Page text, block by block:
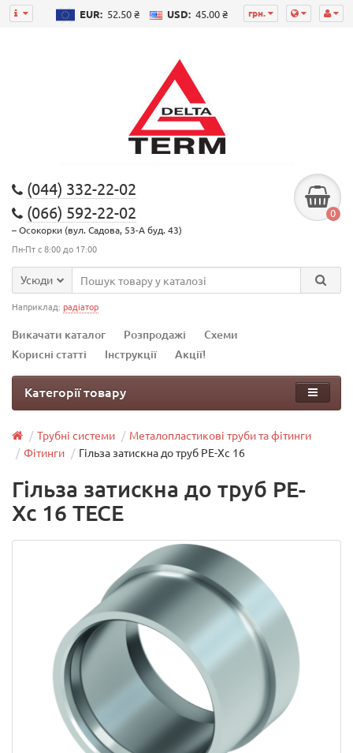
грн.
EUR: 52.50 ₴ USD: 45.00 ₴
(044) 332-22-02
(066) 592-22-02
– Осокорки (вул. Садова, 53-А буд. 43)
Пн-Пт с 8:00 до 17:00
0
Усюди
Наприклад: радіатор
Викачати каталог Розпродажі
Схеми
Корисні статті
Інструкції Акції!
Категорії товару
Трубні системи
Металопластикові труби та фітинги
Фітинги
Гільза затискна до труб РЕ-Хс 16
Гільза затискна до труб РЕ-
Хс 16 TECE